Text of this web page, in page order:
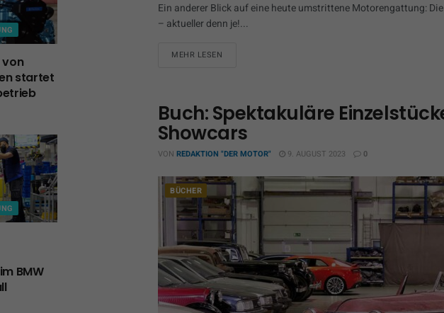
Ein anderer Blick auf eine heute umstrittene Motorengattung:
– aktueller denn je!...
MEHR LESEN
Buch: Spektakuläre
Showcars
VON REDAKTION "DER MOTOR" 9. AUGUST 2023 0
BÜCHER
von
startet
BMW